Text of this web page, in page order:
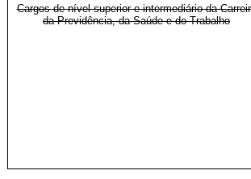
Cargos de nível superior e intermediário da
da Previdência, da Saúde e do Trabalho